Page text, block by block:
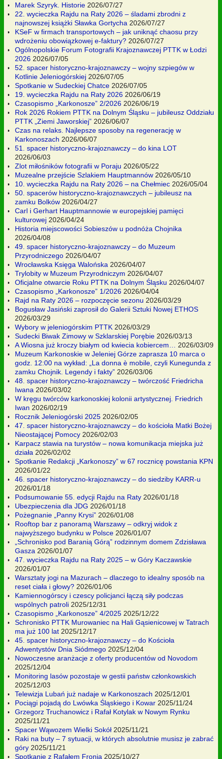
Marek Szyryk. Historie 2026/07/27
22. wycieczka Rajdu na Raty 2026 – śladami zbrodni z
najnowszej książki Sławka Gortycha 2026/07/27
KSeF w firmach transportowych – jak uniknąć chaosu przy
wdrożeniu obowiązkowej e-faktury? 2026/07/27
Ogólnopolskie Forum Fotografii Krajoznawczej PTTK w Łodzi
2026 2026/07/05
52. spacer historyczno-krajoznawczy – wojny szpiegów w
Kotlinie Jeleniogórskiej 2026/07/05
Spotkanie w Sudeckiej Chatce 2026/07/05
19. wycieczka Rajdu na Raty 2026 2026/06/19
Czasopismo „Karkonosze” 2/2026 2026/06/19
Rok 2026 Rokiem PTTK na Dolnym Śląsku – jubileusz Oddziału
PTTK „Ziemi Jaworskiej” 2026/06/07
Czas na relaks. Najlepsze sposoby na regenerację w
Karkonoszach 2026/06/07
51. spacer historyczno-krajoznawczy – do kina LOT
2026/06/03
Zlot miłośników fotografii w Poraju 2026/05/22
Muzealne przejście Szlakiem Hauptmannów 2026/05/10
10. wycieczka Rajdu na Raty 2026 – na Chełmiec 2026/05/04
50. spacerów historyczno-krajoznawczych – jubileusz na
zamku Bolków 2026/04/27
Carl i Gerhart Hauptmannowie w europejskiej pamięci
kulturowej 2026/04/24
Historia miejscowości Sobieszów u podnóża Chojnika
2026/04/08
49. spacer historyczno-krajoznawczy – do Muzeum
Przyrodniczego 2026/04/07
Wrocławska Księga Walońska 2026/04/07
Trylobity w Muzeum Przyrodniczym 2026/04/07
Oficjalne otwarcie Roku PTTK na Dolnym Śląsku 2026/04/07
Czasopismo „Karkonosze” 1/2026 2026/04/04
Rajd na Raty 2026 – rozpoczęcie sezonu 2026/03/29
Bogusław Jasiński zaprosił do Galerii Sztuki Nowej ETHOS
2026/03/29
Wybory w jeleniogórskim PTTK 2026/03/29
Sudecki Biwak Zimowy w Szklarskiej Porębie 2026/03/13
A Wiosna już kroczy białym od kwiecia kobiercem…
2026/03/09
Muzeum Karkonoskie w Jeleniej Górze zaprasza 10 marca o
godz. 12:00 na wykład: „La donna è mobile, czyli Kunegunda z
zamku Chojnik. Legendy i fakty” 2026/03/06
48. spacer historyczno-krajoznawczy – twórczość Friedricha
Iwana 2026/03/02
W kręgu twórców karkonoskiej kolonii artystycznej. Friedrich
Iwan 2026/02/19
Rocznik Jeleniogórski 2025 2026/02/05
47. spacer historyczno-krajoznawczy – do kościoła Matki Bożej
Nieostającej Pomocy 2026/02/03
Karpacz stawia na turystów – nowa komunikacja miejska już
działa 2026/02/02
Spotkanie Redakcji „Karkonoszy” w 67 rocznicę powstania KPN
2026/01/22
46. spacer historyczno-krajoznawczy – do siedziby KARR-u
2026/01/18
Podsumowanie 55. edycji Rajdu na Raty 2026/01/18
Ubezpieczenia dla JDG 2026/01/18
Pożegnanie „Panny Krysi” 2026/01/08
Rooftop bar z panoramą Warszawy – odkryj widok z
najwyższego budynku w Polsce 2026/01/07
„Schronisko pod Baranią Górą” rodzinnym domem Zdzisława
Gasza 2026/01/07
47. wycieczka Rajdu na Raty 2025 – w Góry Kaczawskie
2026/01/07
Warsztaty jogi na Mazurach – dlaczego to idealny sposób na
reset ciała i głowy? 2026/01/06
Kamiennogórscy i czescy policjanci łączą siły podczas
wspólnych patroli 2025/12/31
Czasopismo „Karkonosze” 4/2025 2025/12/22
Schronisko PTTK Murowaniec na Hali Gąsienicowej w Tatrach
ma już 100 lat 2025/12/17
45. spacer historyczno-krajoznawczy – do Kościoła
Adwentystów Dnia Siódmego 2025/12/04
Nowoczesne aranżacje z oferty producentów od Novodom
2025/12/04
Monitoring lasów pozostaje w gestii państw członkowskich
2025/12/03
Telewizja Lubań już nadaje w Karkonoszach 2025/12/01
Pociągi pojadą do Lwówka Śląskiego i Kowar 2025/11/24
Grzegorz Truchanowicz i Rafał Kotylak w Nowym Rynku
2025/11/21
Spacer Wąwozem Wielki Sokół 2025/11/21
Raki na buty – 7 sytuacji, w których absolutnie musisz je zabrać
góry 2025/11/21
Spotkanie z Rafałem Fronią 2025/10/27